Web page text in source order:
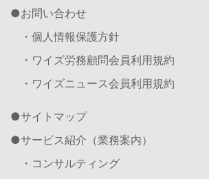
お問い合わせ
・個人情報保護方針
・ワイズ労務顧問会員利用規約
・ワイズニュース会員利用規約
サイトマップ
サービス紹介（業務案内）
・コンサルティング